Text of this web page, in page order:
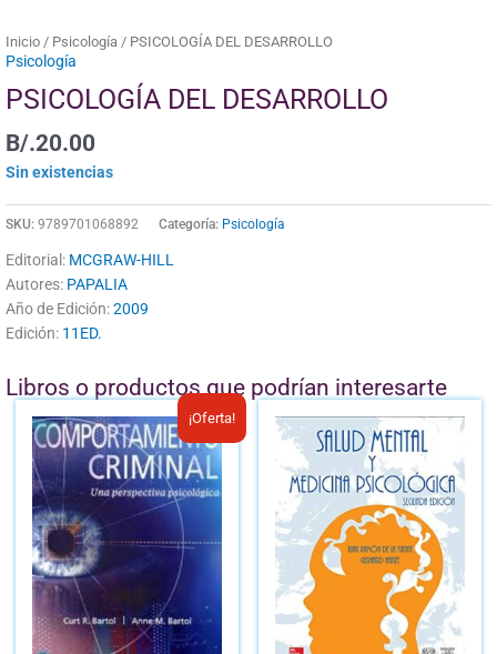
Inicio / Psicología / PSICOLOGÍA DEL DESARROLLO
Psicología
PSICOLOGÍA DEL DESARROLLO
B/.20.00
Sin existencias
SKU: 9789701068892 Categoría: Psicología
Editorial: MCGRAW-HILL
Autores: PAPALIA
Año de Edición:2009
Edición: 11ED.
Libros o productos que podrían interesarte
¡Oferta!
El
precio
original
era:
B/.42.07.
El
precio
actual
es:
B/.32.00.